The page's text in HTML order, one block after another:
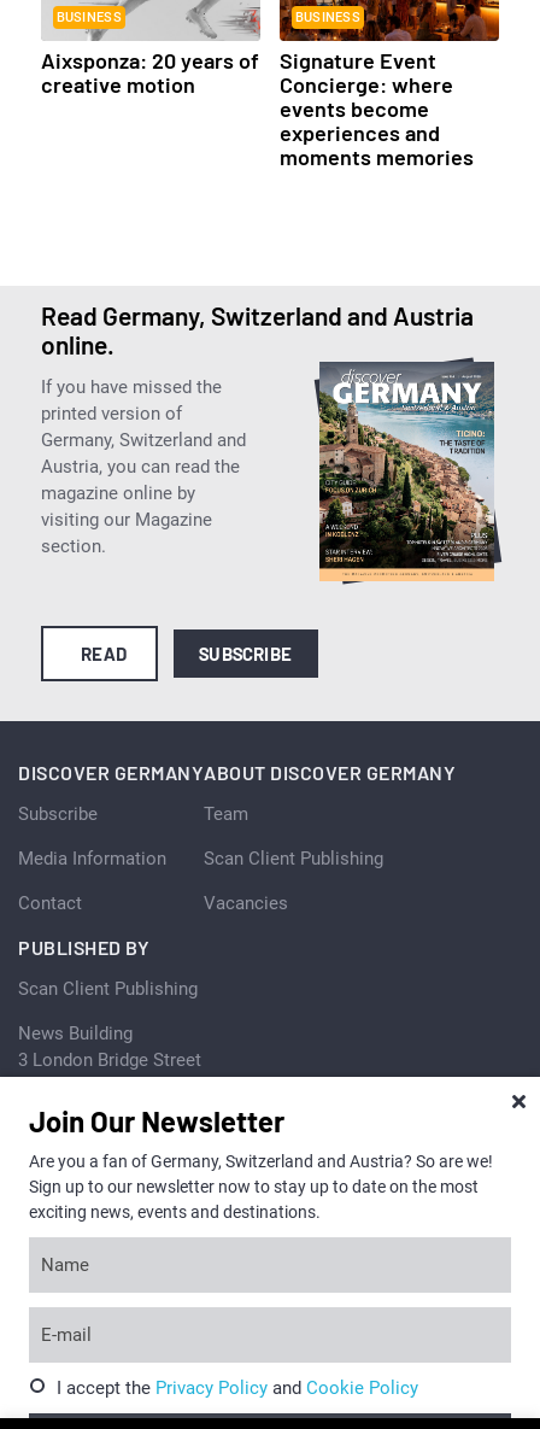
BUSINESS
Aixsponza: 20 years of
creative motion
BUSINESS
Signature Event
Concierge: where
events become
experiences and
moments memories
Read Germany, Switzerland and Austria
online.
If you have missed the
printed version of
Germany, Switzerland and
Austria, you can read the
magazine online by
visiting our Magazine
section.
READ SUBSCRIBE
DISCOVER GERMANY
Subscribe
Media Information
Contact
ABOUT DISCOVER GERMANY
Team
Scan Client Publishing
Vacancies
PUBLISHED BY
Scan Client Publishing
News Building
3 London Bridge Street
United Kingdom
+44 (0) 20 7081 1737
+44 (0) 870 933 0421
Join Our Newsletter
Are you a fan of Germany, Switzerland and Austria? So are we!
Sign up to our newsletter now to stay up to date on the most
exciting news, events and destinations.
I accept the Privacy Policy and Cookie Policy